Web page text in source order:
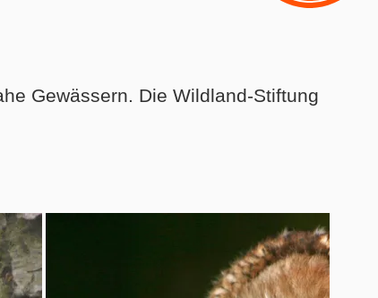
Gewässern. Die Wildland-Stiftung